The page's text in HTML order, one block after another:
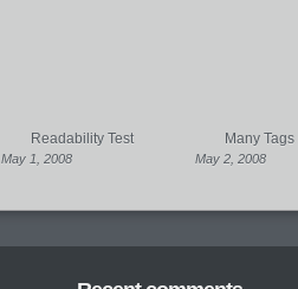
Readability Test
May 1, 2008
Many Tags
May 2, 2008